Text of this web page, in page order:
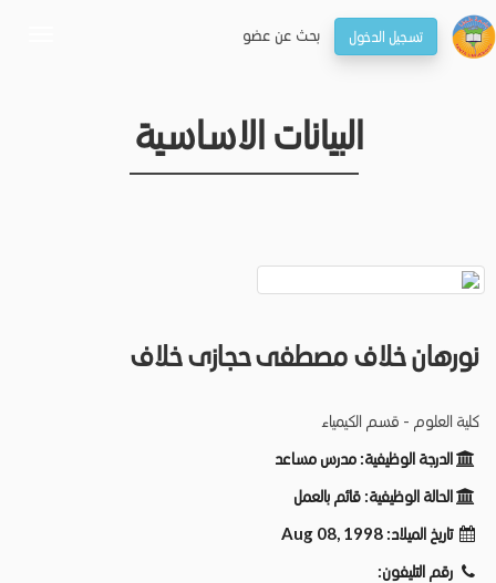
تسجيل الدخول بحـث عن عضو
البيانات الاساسية
نورهان خلاف مصطفى حجازى خلاف
كلية العلوم - قسم الكيمياء
الدرجة الوظيفية: مدرس مساعد
الحالة الوظيفية: قائم بالعمل
تاريخ الميلاد: Aug 08, 1998
رقم التليفون: